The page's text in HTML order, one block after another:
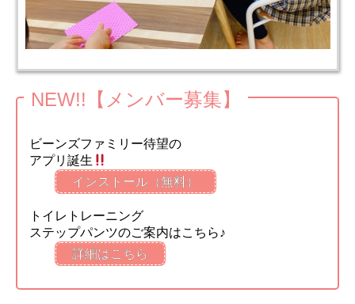
NEW!!【メンバー募集】
ビーンズファミリー待望の
アプリ誕生
インストール（無料）
トイレトレーニング
ステップパンツのご案内はこちら♪
詳細はこちら